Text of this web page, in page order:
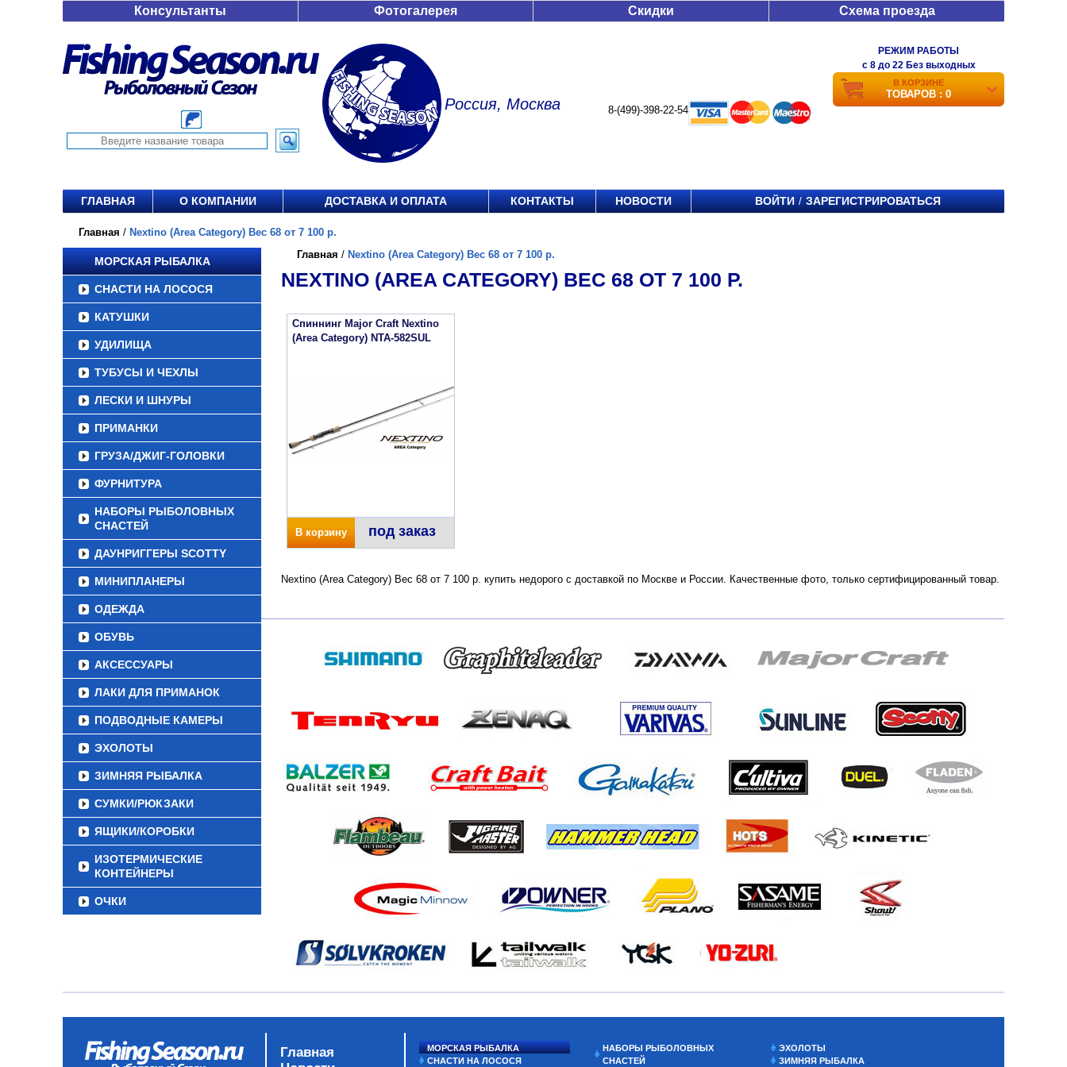
Консультанты Фотогалерея Скидки Схема проезда
Россия, Москва 8-(499)-398-22-54
РЕЖИМ РАБОТЫ
c 8 до 22 Без выходных
В КОРЗИНЕ
ТОВАРОВ : 0
ГЛАВНАЯ О КОМПАНИИ ДОСТАВКА И ОПЛАТА КОНТАКТЫ НОВОСТИ ВОЙТИ / ЗАРЕГИСТРИРОВАТЬСЯ
Главная / Nextino (Area Category) Вес 68 от 7 100 р.
МОРСКАЯ РЫБАЛКА
СНАСТИ НА ЛОСОСЯ
КАТУШКИ
УДИЛИЩА
ТУБУСЫ И ЧЕХЛЫ
ЛЕСКИ И ШНУРЫ
ПРИМАНКИ
ГРУЗА/ДЖИГ-ГОЛОВКИ
ФУРНИТУРА
НАБОРЫ РЫБОЛОВНЫХ
СНАСТЕЙ
ДАУНРИГГЕРЫ SCOTTY
МИНИПЛАНЕРЫ
ОДЕЖДА
ОБУВЬ
АКСЕССУАРЫ
ЛАКИ ДЛЯ ПРИМАНОК
ПОДВОДНЫЕ КАМЕРЫ
ЭХОЛОТЫ
ЗИМНЯЯ РЫБАЛКА
СУМКИ/РЮКЗАКИ
ЯЩИКИ/КОРОБКИ
ИЗОТЕРМИЧЕСКИЕ
КОНТЕЙНЕРЫ
ОЧКИ
Главная / Nextino (Area Category) Вес 68 от 7 100 р.
NEXTINO (AREA CATEGORY) ВЕС 68 ОТ 7 100 Р.
Спиннинг Major Craft Nextino
(Area Category) NTA-582SUL
В корзину под заказ
Nextino (Area Category) Вес 68 от 7 100 р. купить недорого с доставкой по Москве и России. Качественные фото, только сертифицированный товар.
Главная
МОРСКАЯ РЫБАЛКА
СНАСТИ НА ЛОСОСЯ
НАБОРЫ РЫБОЛОВНЫХ
СНАСТЕЙ
ЭХОЛОТЫ
ЗИМНЯЯ РЫБАЛКА